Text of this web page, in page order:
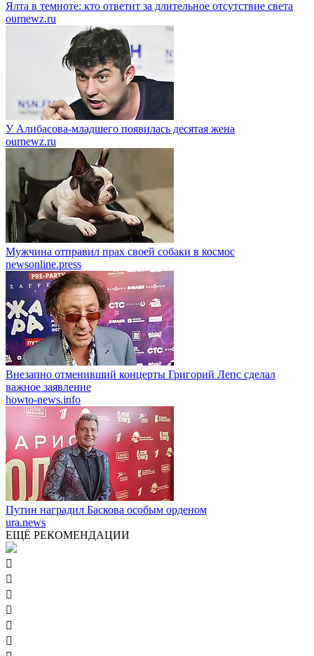
Ялта в темноте: кто ответит за длительное отсутствие света
ournewz.ru
У Алибасова-младшего появилась десятая жена
ournewz.ru
Мужчина отправил прах своей собаки в космос
newsonline.press
Внезапно отменивший концерты Григорий Лепс сделал
важное заявление
howto-news.info
Путин наградил Баскова особым орденом
ura.news
ЕЩЁ РЕКОМЕНДАЦИИ





